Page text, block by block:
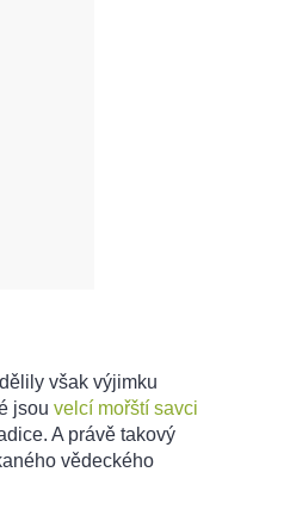
však výjimku
jsou velcí mořští savci
A právě takový
vědeckého